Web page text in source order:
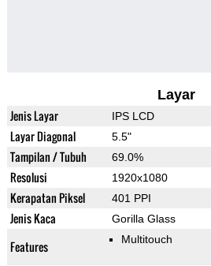
Layar
Jenis Layar IPS LCD
Layar Diagonal 5.5"
Tampilan / Tubuh 69.0%
Resolusi 1920x1080
Kerapatan Piksel 401 PPI
Jenis Kaca Gorilla Glass
Features Multitouch